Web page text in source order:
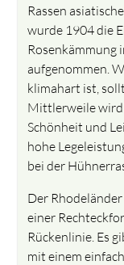
Rassen
wurde 1904 die
Rosenkämmung
aufgenommen.
klimahart ist,
Mittlerweile wird
Schönheit und
hohe
bei der
Der
einer
Rückenlinie. Es
mit einem